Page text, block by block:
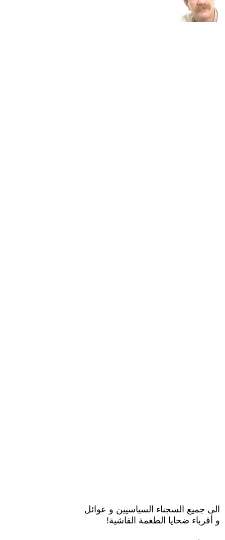
الى جميع السجناء السياسيين و عوائل
و أقرباء ضحايا الطغمة الفاشية!